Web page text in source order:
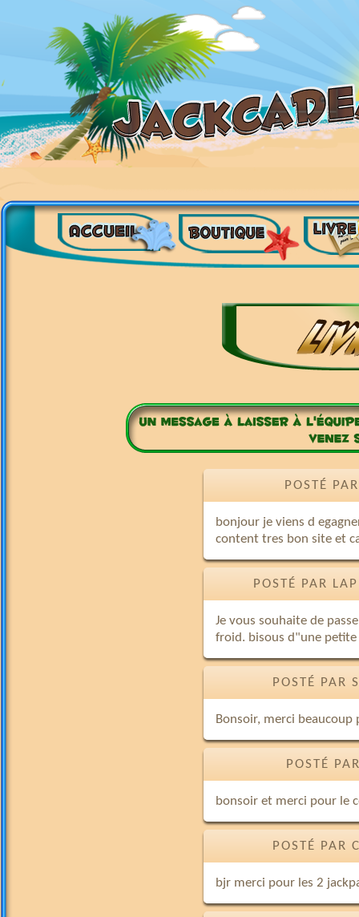
POSTÉ
bonjour je viens d
content tres bon site et
POSTÉ PAR
Je vous souhaite de
froid. bisous d"une
POSTÉ PAR
Bonsoir, merci
POSTÉ
bonsoir et merci pour le
POSTÉ PAR
bjr merci pour les 2